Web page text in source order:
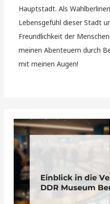
Hauptstadt. Als
Lebensgefühl dieser Stadt
Freundlichkeit der
meinen Abenteuern durch
mit meinen Augen!